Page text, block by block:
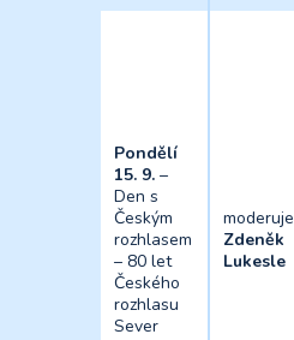
Pondělí
15. 9. –
Den s
Českým
rozhlasem
– 80 let
Českého
rozhlasu
Sever
moderuje
Zdeněk
Lukesle